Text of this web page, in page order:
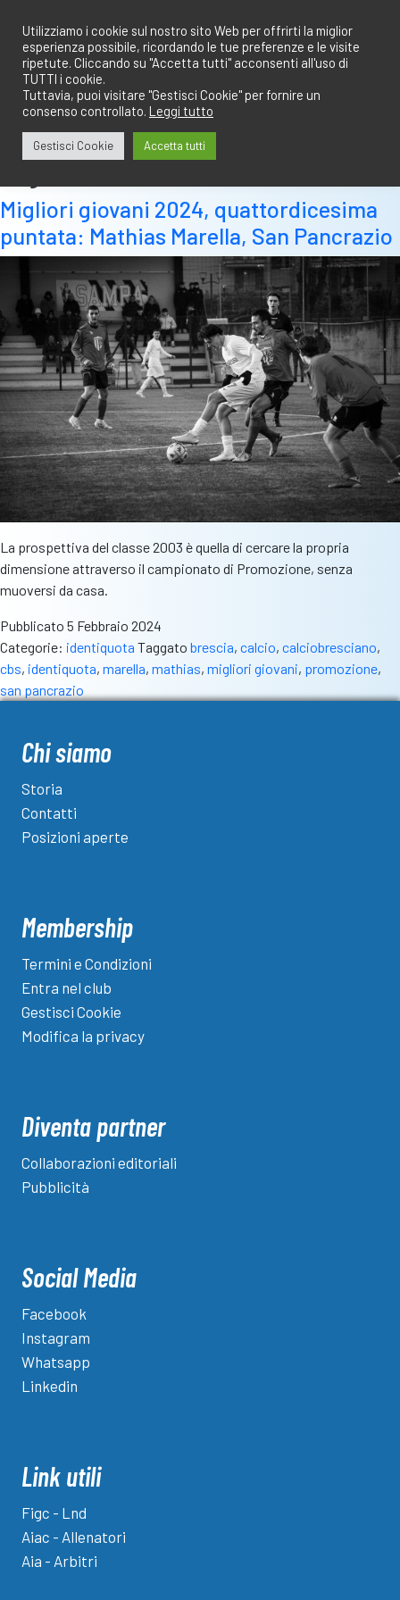
contenuto
Migliori giovani 2024, quattordicesima
puntata: Mathias Marella, San Pancrazio
La prospettiva del classe 2003 è quella di cercare la propria
dimensione attraverso il campionato di Promozione, senza
muoversi da casa.
Pubblicato 5 Febbraio 2024
Categorie: identiquota Taggato brescia, calcio, calciobresciano,
cbs, identiquota, marella, mathias, migliori giovani, promozione,
san pancrazio
Chi siamo
Storia
Contatti
Posizioni aperte
Membership
Termini e Condizioni
Entra nel club
Gestisci Cookie
Modifica la privacy
Diventa partner
Collaborazioni editoriali
Pubblicità
Social Media
Facebook
Instagram
Whatsapp
Linkedin
Link utili
Figc - Lnd
Aiac - Allenatori
Aia - Arbitri
Utilizziamo i cookie sul nostro sito Web per offrirti la miglior
esperienza possibile, ricordando le tue preferenze e le visite
ripetute. Cliccando su "Accetta tutti" acconsenti all'uso di
TUTTI i cookie.
Tuttavia, puoi visitare "Gestisci Cookie" per fornire un
consenso controllato. Leggi tutto
Gestisci Cookie Accetta tutti